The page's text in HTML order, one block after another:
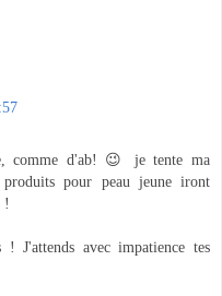
comme d'ab! 😉 je tente ma
pour peau jeune iront
!
J'attends avec impatience tes